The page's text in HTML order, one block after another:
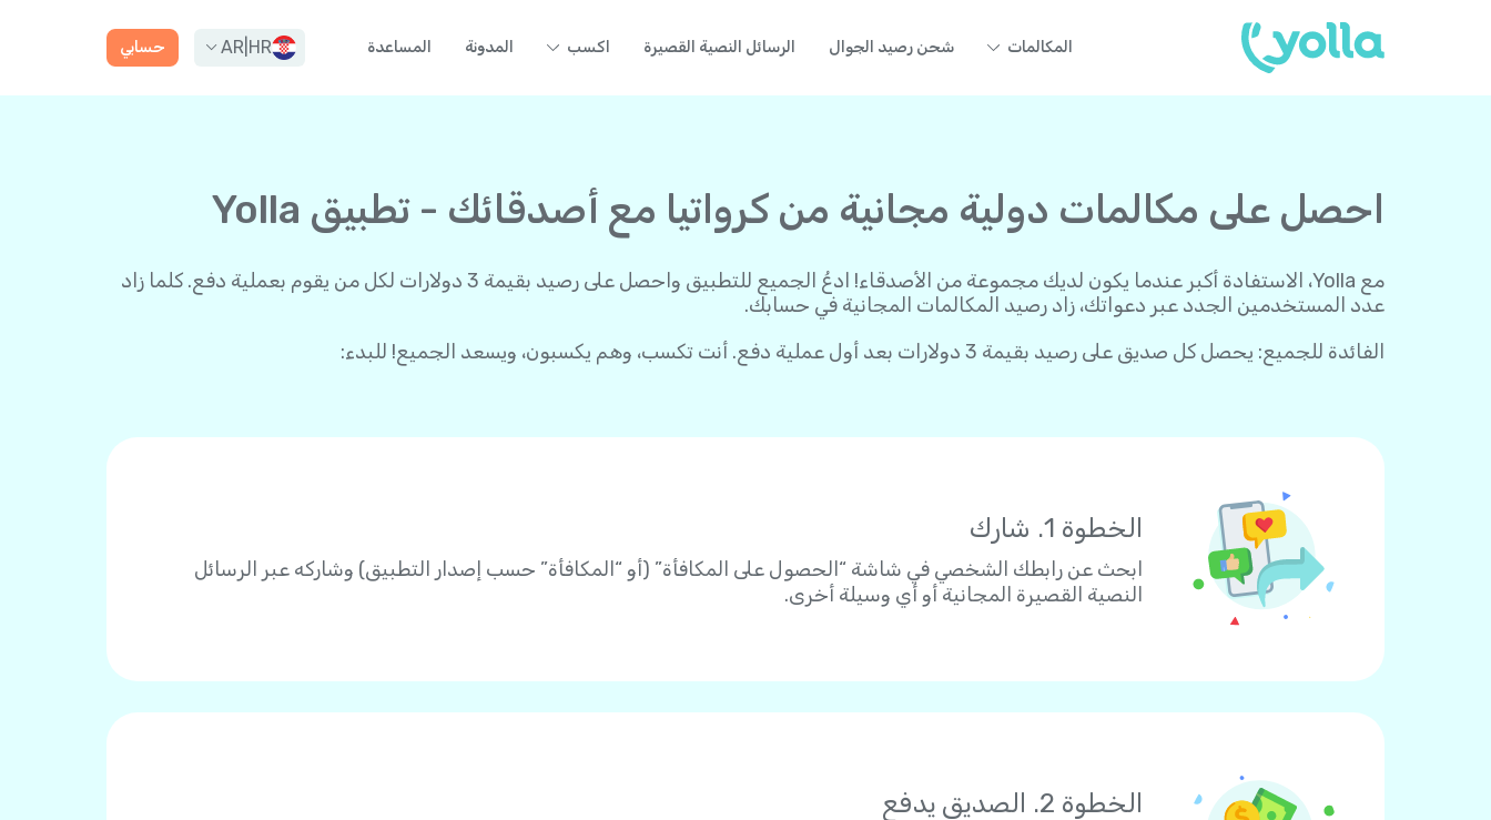
المكالمات شحن رصيد الجوال الرسائل النصية القصيرة اكسب المدونة المساعدة HR
AR حسابي
احصل على مكالمات دولية مجانية من كرواتيا مع أصدقائك - تطبيق Yolla
مع Yolla، الاستفادة أكبر عندما يكون لديك مجموعة من الأصدقاء! ادعُ الجميع للتطبيق واحصل على رصيد بقيمة 3 دولارات لكل من يقوم بعملية دفع. كلما زاد
عدد المستخدمين الجدد عبر دعواتك، زاد رصيد المكالمات المجانية في حسابك.
الفائدة للجميع: يحصل كل صديق على رصيد بقيمة 3 دولارات بعد أول عملية دفع. أنت تكسب، وهم يكسبون، ويسعد الجميع! للبدء:
الخطوة 1. شارك
ابحث عن رابطك الشخصي في شاشة “الحصول على المكافأة” (أو “المكافأة” حسب إصدار التطبيق) وشاركه عبر الرسائل
النصية القصيرة المجانية أو أي وسيلة أخرى.
الخطوة 2. الصديق يدفع